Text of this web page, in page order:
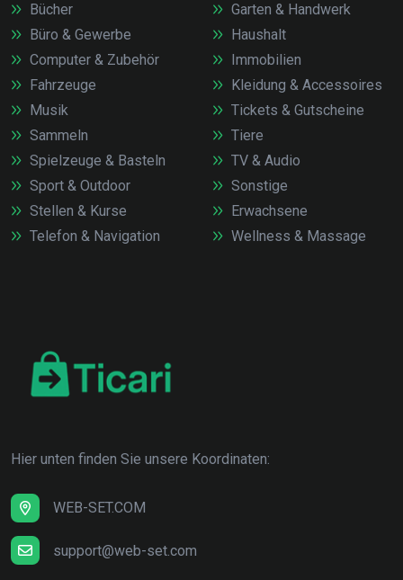
Bücher
Büro & Gewerbe
Computer & Zubehör
Fahrzeuge
Garten & Handwerk
Haushalt
Immobilien
Kleidung & Accessoires
Musik
Sammeln
Spielzeuge & Basteln
Sport & Outdoor
Stellen & Kurse
Telefon & Navigation
Tickets & Gutscheine
Tiere
TV & Audio
Sonstige
Erwachsene
Wellness & Massage
Hier unten finden Sie unsere Koordinaten:
WEB-SET.COM
support@web-set.com